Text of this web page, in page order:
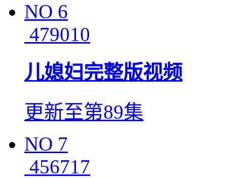
NO 6
479010
儿媳妇完整版视频
更新至第89集
NO 7
456717